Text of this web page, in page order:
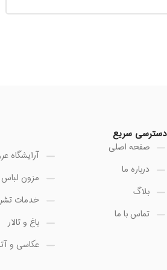
دسترسی سریع
صفحه اصلی
درباره ما
بلاگ
تماس با ما
آرایشگاه
مزون
خدمات
باغ و تالار
عکاسی و